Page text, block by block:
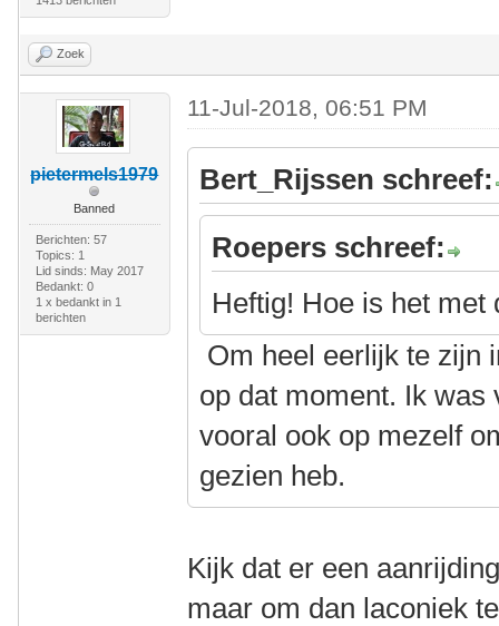
Zoek
pietermels1979
Banned
Berichten: 57
Topics: 1
Lid sinds: May 2017
Bedankt: 0
1 x bedankt in 1
berichten
11-Jul-2018, 06:51 PM
Bert_Rijssen schreef:
Roepers schreef:
Heftig! Hoe is het met
Om heel eerlijk te zijn
op dat moment. Ik was
vooral ook op mezelf
gezien heb.
Kijk dat er een
maar om dan laconiek